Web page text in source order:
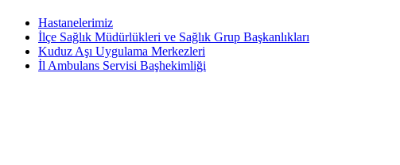
Hastanelerimiz
İlçe Sağlık Müdürlükleri ve Sağlık Grup Başkanlıkları
Kuduz Aşı Uygulama Merkezleri
İl Ambulans Servisi Başhekimliği